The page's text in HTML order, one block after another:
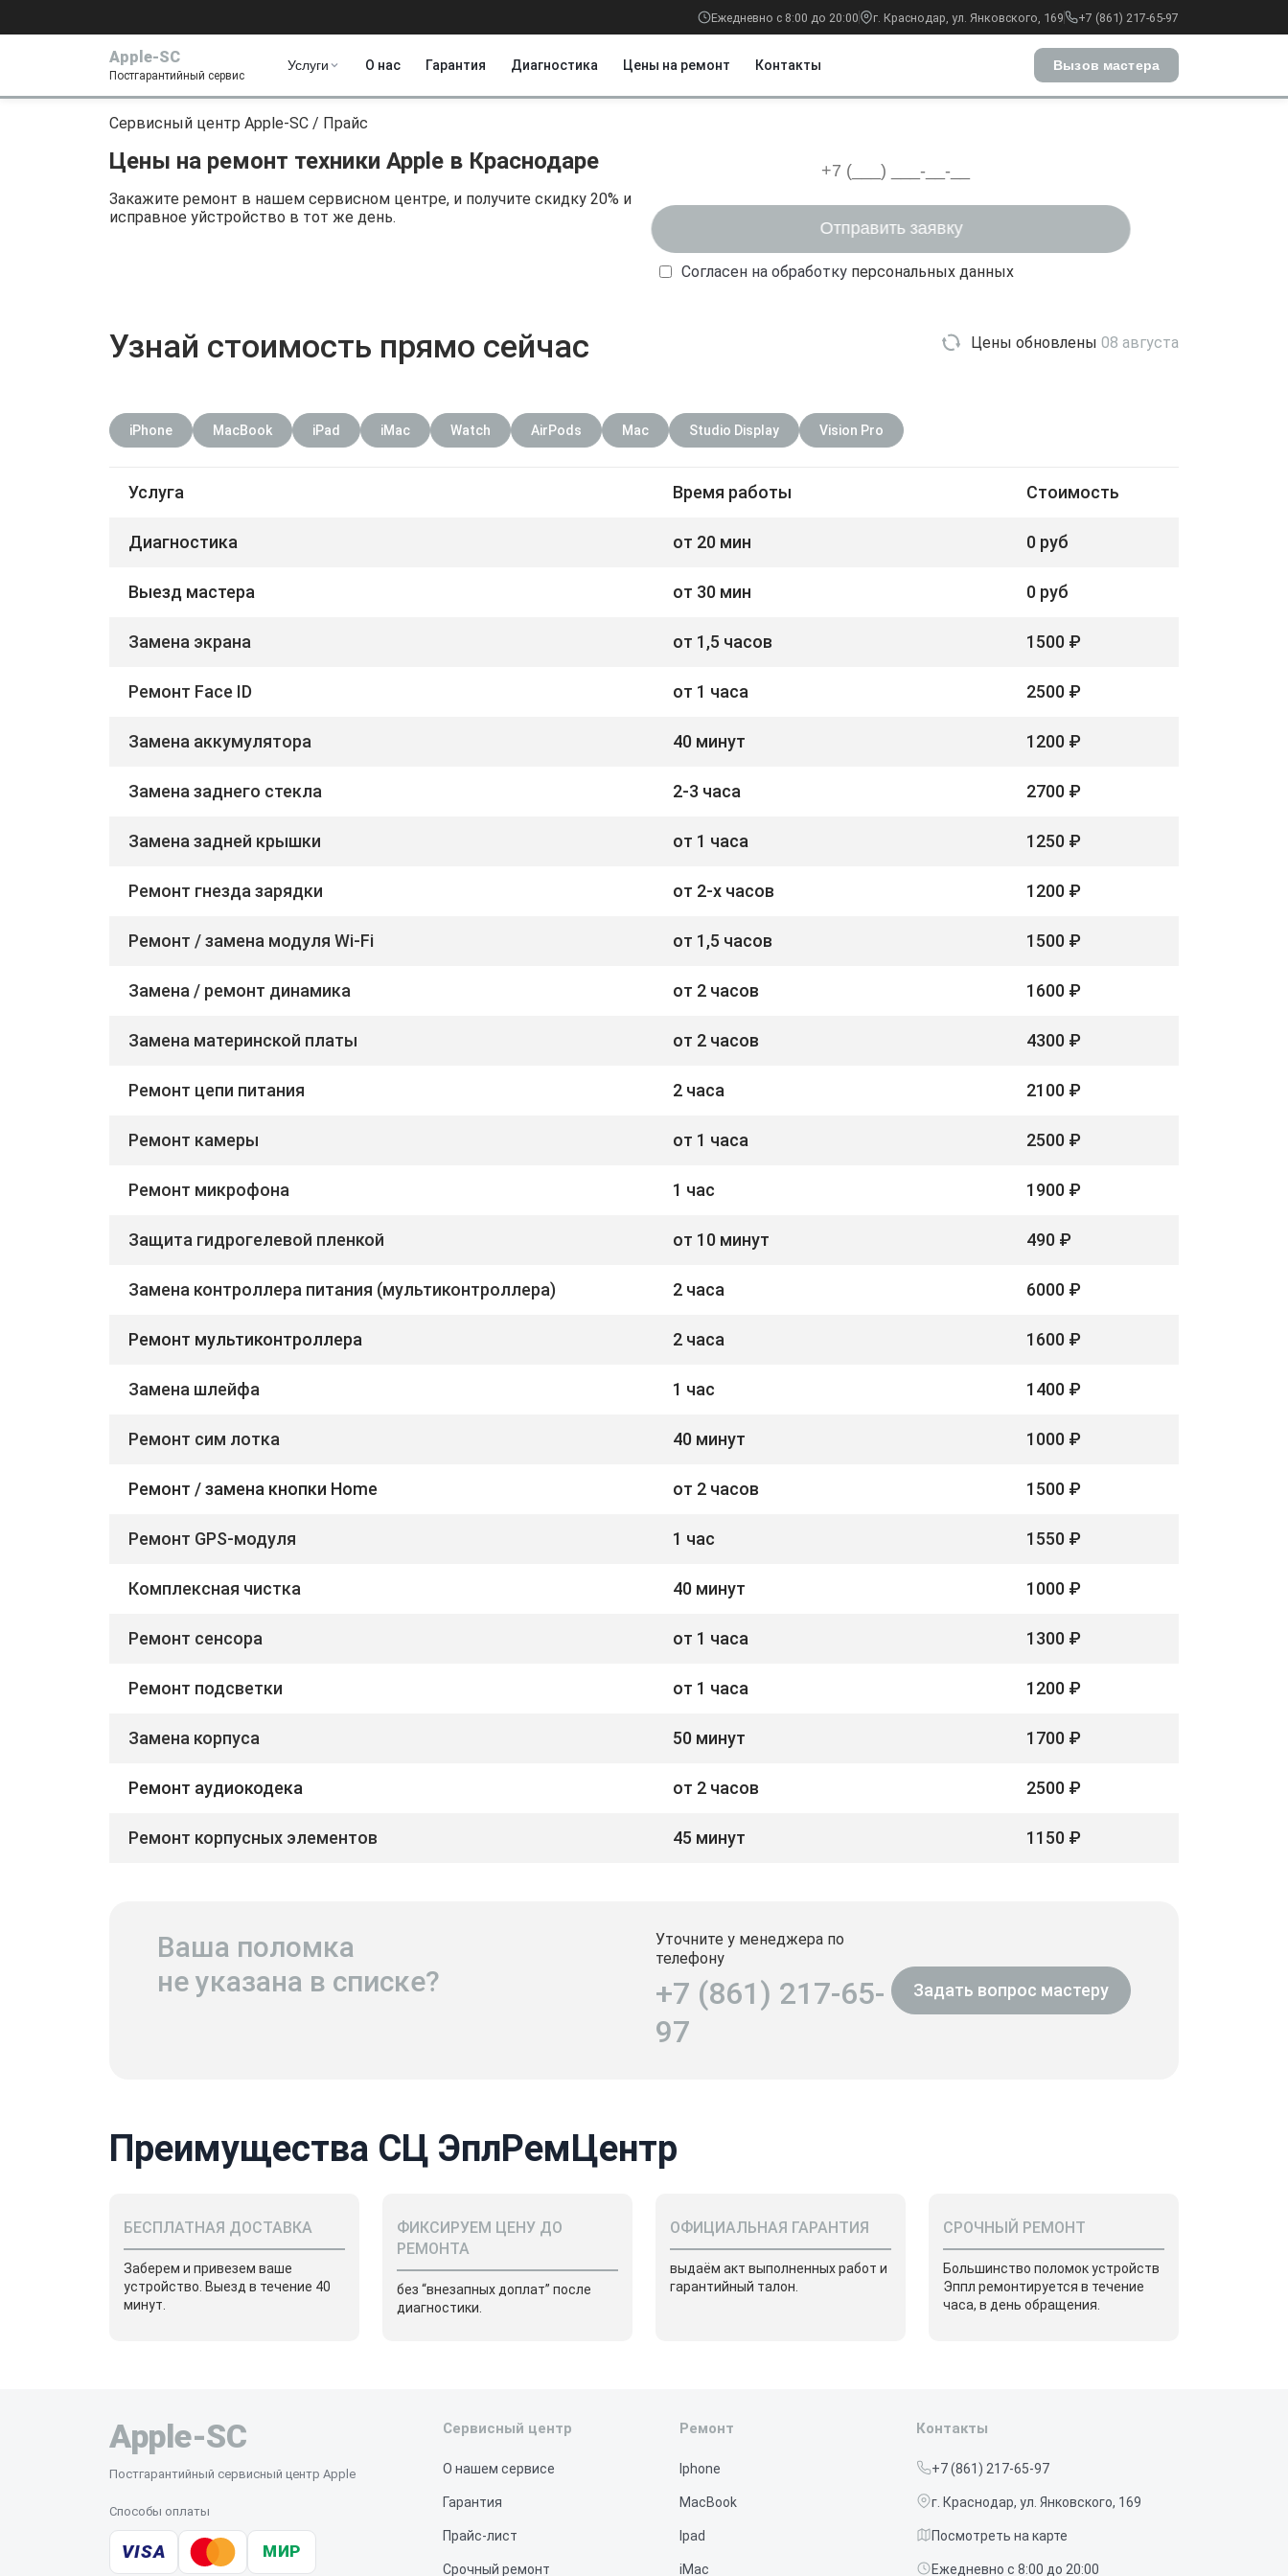
Ежедневно с 8:00 до 20:00 г. Краснодар, ул. Янковского, 169 +7 (861) 217-65-97
Apple-SC
Постгарантийный сервис
Услуги О нас Гарантия Диагностика Цены на ремонт Контакты Вызов мастера
Сервисный центр Apple-SC / Прайс
Цены на ремонт техники Apple в Краснодаре
Закажите ремонт в нашем сервисном центре, и получите скидку 20% и
исправное уйстройство в тот же день.
Согласен на обработку персональных данных
Узнай стоимость прямо сейчас Цены обновлены 08 августа
iPhone MacBook iPad iMac Watch AirPods Mac Studio Display Vision Pro
Услуга Время работы Стоимость
Диагностика от 20 мин 0 руб
Выезд мастера от 30 мин 0 руб
Замена экрана от 1,5 часов 1500 ₽
Ремонт Face ID от 1 часа 2500 ₽
Замена аккумулятора 40 минут 1200 ₽
Замена заднего стекла 2-3 часа 2700 ₽
Замена задней крышки от 1 часа 1250 ₽
Ремонт гнезда зарядки от 2-х часов 1200 ₽
Ремонт / замена модуля Wi-Fi от 1,5 часов 1500 ₽
Замена / ремонт динамика от 2 часов 1600 ₽
Замена материнской платы от 2 часов 4300 ₽
Ремонт цепи питания 2 часа 2100 ₽
Ремонт камеры от 1 часа 2500 ₽
Ремонт микрофона 1 час 1900 ₽
Защита гидрогелевой пленкой от 10 минут 490 ₽
Замена контроллера питания (мультиконтроллера) 2 часа 6000 ₽
Ремонт мультиконтроллера 2 часа 1600 ₽
Замена шлейфа 1 час 1400 ₽
Ремонт сим лотка 40 минут 1000 ₽
Ремонт / замена кнопки Home от 2 часов 1500 ₽
Ремонт GPS-модуля 1 час 1550 ₽
Комплексная чистка 40 минут 1000 ₽
Ремонт сенсора от 1 часа 1300 ₽
Ремонт подсветки от 1 часа 1200 ₽
Замена корпуса 50 минут 1700 ₽
Ремонт аудиокодека от 2 часов 2500 ₽
Ремонт корпусных элементов 45 минут 1150 ₽
Ваша поломка
не указана в списке?
Уточните у менеджера по
телефону
+7 (861) 217-65-
97
Задать вопрос мастеру
Преимущества СЦ ЭплРемЦентр
БЕСПЛАТНАЯ ДОСТАВКА
Заберем и привезем ваше
устройство. Выезд в течение 40
минут.
ФИКСИРУЕМ ЦЕНУ ДО
РЕМОНТА
без “внезапных доплат” после
диагностики.
ОФИЦИАЛЬНАЯ ГАРАНТИЯ
выдаём акт выполненных работ и
гарантийный талон.
СРОЧНЫЙ РЕМОНТ
Большинство поломок устройств
Эппл ремонтируется в течение
часа, в день обращения.
Apple-SC
Постгарантийный сервисный центр Apple
Способы оплаты
VISA МИР
Сервисный центр
О нашем сервисе
Гарантия
Прайс-лист
Срочный ремонт
Ремонт
Iphone
MacBook
Ipad
iMac
Контакты
+7 (861) 217-65-97
г. Краснодар, ул. Янковского, 169
Посмотреть на карте
Ежедневно с 8:00 до 20:00